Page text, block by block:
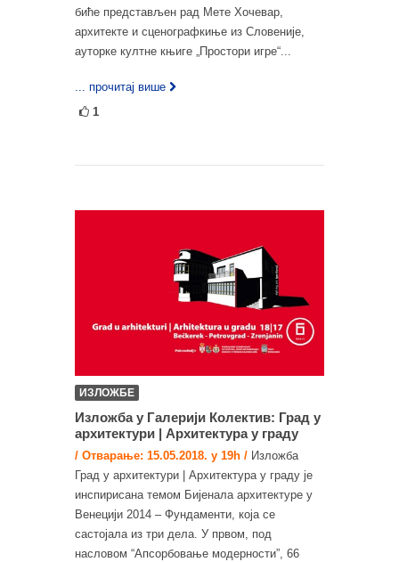
биће представљен рад Мете Хочевар,
архитекте и сценографкиње из Словеније,
ауторке култне књиге „Простори игре“...
... прочитај више
1
ИЗЛОЖБЕ
Изложба у Галерији Колектив: Град у
архитектури | Архитектура у граду
/ Отварање: 15.05.2018. у 19h / Изложба
Град у архитектури | Архитектура у граду је
инспирисана темом Бијенала архитектуре у
Венецији 2014 – Фундаменти, која се
састојала из три дела. У првом, под
насловом “Апсорбовање модерности”, 66